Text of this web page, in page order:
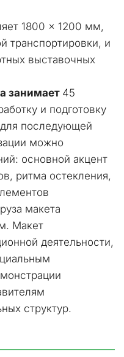
1800 × 1200 мм,
транспортировки, и
выставочных
занимает 45
и подготовку
последующей
можно
основной акцент
ритма остекления,
макета
Макет
деятельности,
структур.